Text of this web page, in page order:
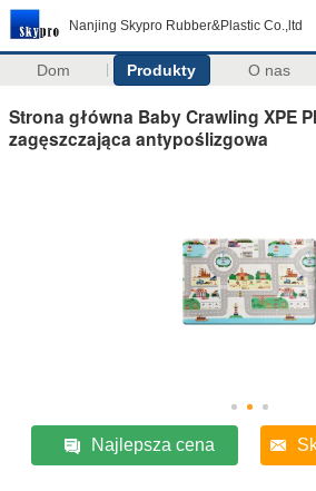
Nanjing Skypro Rubber&Plastic Co.,ltd
Dom Produkty O nas
Strona główna Baby Crawling XPE
zagęszczająca antypoślizgowa
Najlepsza cena